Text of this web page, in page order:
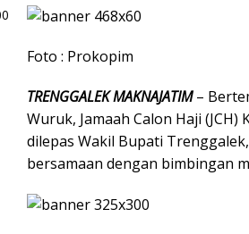
Foto : Prokopim
TRENGGALEK MAKNAJATIM–
Wuruk, Jamaah Calon Haji
dilepas Wakil Bupati
bersamaan dengan bimbingan